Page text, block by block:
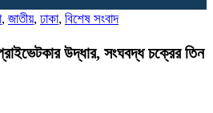
, জাতীয়, ঢাকা, বিশেষ সংবাদ
উদ্ধার, সংঘবদ্ধ চক্রের তিন